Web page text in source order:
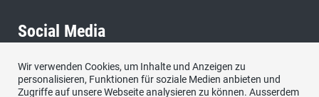
Social Media
Besuchen Sie uns bei:
Wir verwenden Cookies, um Inhalte und Anzeigen zu
personalisieren, Funktionen für soziale Medien anbieten und
Zugriffe auf unsere Webseite analysieren zu können. Ausserdem